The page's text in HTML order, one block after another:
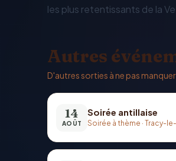
les plus retentissants de la
Autres
D'autres sorties à ne pas manquer.
14
AOÛT
Soirée antillaise
Soirée à thème · Tracy-